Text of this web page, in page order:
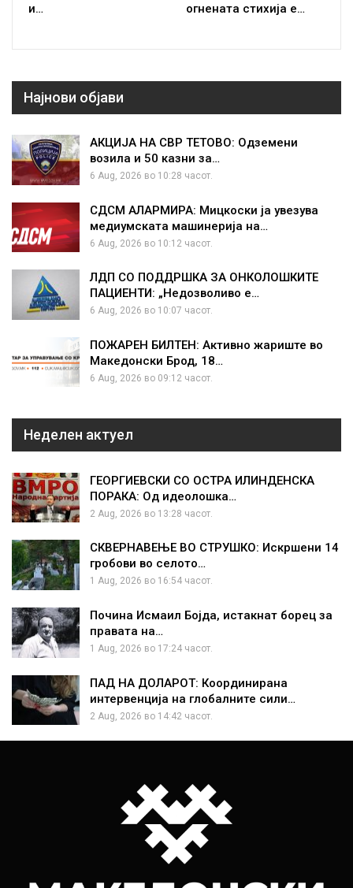
и…
огнената стихија е…
Најнови објави
АКЦИЈА НА СВР ТЕТОВО: Одземени
возила и 50 казни за…
6 Aug, 2026 во 10:28 часот.
СДСМ АЛАРМИРА: Мицкоски ја увезува
медиумската машинерија на…
6 Aug, 2026 во 10:12 часот.
ЛДП СО ПОДДРШКА ЗА ОНКОЛОШКИТЕ
ПАЦИЕНТИ: „Недозволиво е…
6 Aug, 2026 во 10:07 часот.
ПОЖАРЕН БИЛТЕН: Активно жариште во
Македонски Брод, 18…
6 Aug, 2026 во 09:12 часот.
Неделен актуел
ГЕОРГИЕВСКИ СО ОСТРА ИЛИНДЕНСКА
ПОРАКА: Од идеолошка…
2 Aug, 2026 во 13:28 часот.
СКВЕРНАВЕЊЕ ВО СТРУШКО: Искршени 14
гробови во селото…
1 Aug, 2026 во 16:54 часот.
Почина Исмаил Бојда, истакнат борец за
правата на…
1 Aug, 2026 во 17:24 часот.
ПАД НА ДОЛАРОТ: Координирана
интервенција на глобалните сили…
2 Aug, 2026 во 14:42 часот.